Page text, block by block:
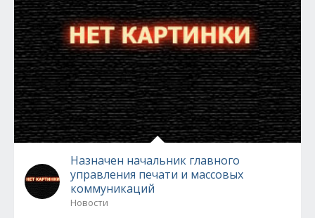
Назначен начальник главного
управления печати и массовых
коммуникаций
Новости